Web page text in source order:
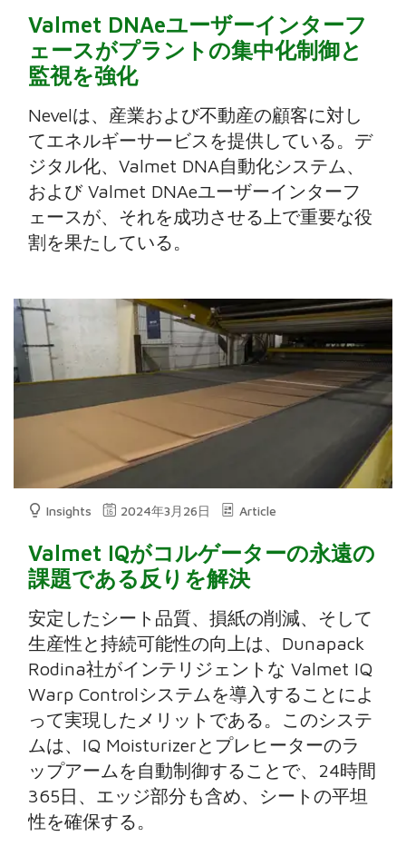
Valmet DNAeユーザーインターフ
ェースがプラントの集中化制御と
監視を強化
Nevelは、産業および不動産の顧客に対し
てエネルギーサービスを提供している。デ
ジタル化、Valmet DNA自動化システム、
および Valmet DNAeユーザーインターフ
ェースが、それを成功させる上で重要な役
割を果たしている。
Insights 2024年3月26日 Article
Valmet IQがコルゲーターの永遠の
課題である反りを解決
安定したシート品質、損紙の削減、そして
生産性と持続可能性の向上は、Dunapack
Rodina社がインテリジェントな Valmet IQ
Warp Controlシステムを導入することによ
って実現したメリットである。このシステ
ムは、IQ Moisturizerとプレヒーターのラ
ップアームを自動制御することで、24時間
365日、エッジ部分も含め、シートの平坦
性を確保する。